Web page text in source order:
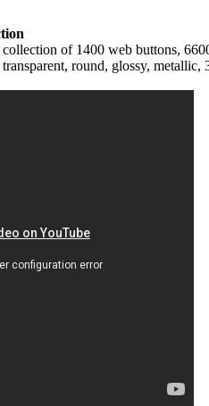
of 1400 web buttons,
round, glossy,